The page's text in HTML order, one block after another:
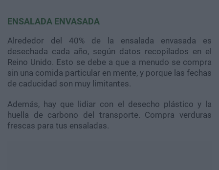
ENSALADA ENVASADA
Alrededor del 40% de la ensalada envasada es
desechada cada año, según datos recopilados en el
Reino Unido. Esto se debe a que a menudo se compra
sin una comida particular en mente, y porque las fechas
de caducidad son muy limitantes.
Además, hay que lidiar con el desecho plástico y la
huella de carbono del transporte. Compra verduras
frescas para tus ensaladas.